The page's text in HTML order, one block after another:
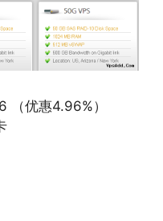
（优惠4.96%）